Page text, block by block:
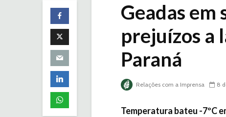
Geadas em
prejuízos a
Paraná
Relações com a Imprensa 8
Temperatura bateu -7ºC